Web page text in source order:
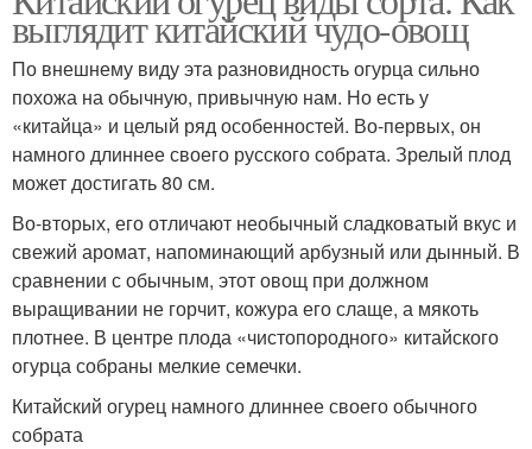
выглядит китайский чудо-овощ
По внешнему виду эта разновидность огурца сильно
похожа на обычную, привычную нам. Но есть у
«китайца» и целый ряд особенностей. Во-первых, он
намного длиннее своего русского собрата. Зрелый плод
может достигать 80 см.
Во-вторых, его отличают необычный сладковатый вкус и
свежий аромат, напоминающий арбузный или дынный. В
сравнении с обычным, этот овощ при должном
выращивании не горчит, кожура его слаще, а мякоть
плотнее. В центре плода «чистопородного» китайского
огурца собраны мелкие семечки.
Китайский огурец намного длиннее своего обычного
собрата